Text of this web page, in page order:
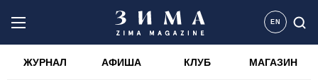
EN
ЖУРНАЛ АФИША КЛУБ МАГАЗИН